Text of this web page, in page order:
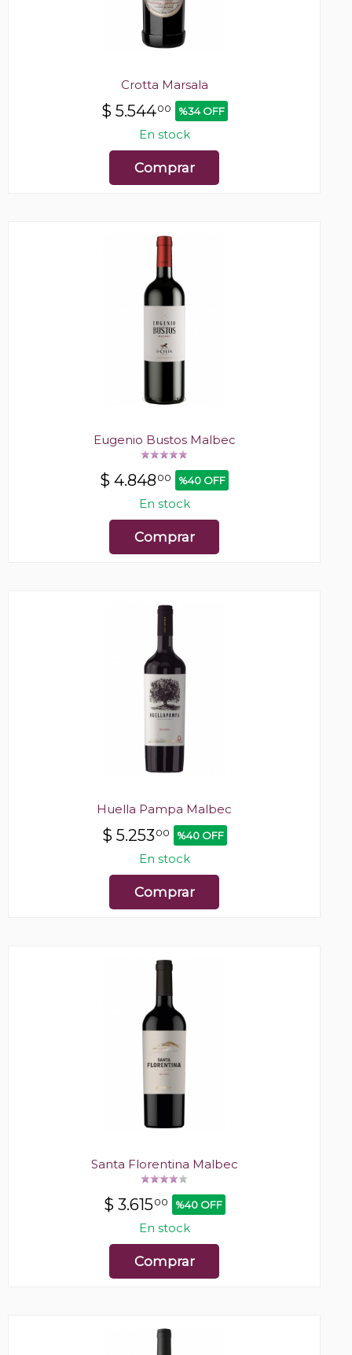
Crotta Marsala
$ 5.54400 %34 OFF
En stock
Comprar
Eugenio Bustos Malbec
$ 4.848 00 %40 OFF
En stock
Comprar
Huella Pampa Malbec
$ 5.253 00 %40 OFF
En stock
Comprar
Santa Florentina Malbec
$ 3.61500 %40 OFF
En stock
Comprar